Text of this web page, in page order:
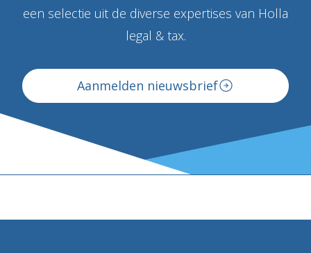
een selectie uit de diverse expertises van Holla
legal & tax.
Aanmelden nieuwsbrief